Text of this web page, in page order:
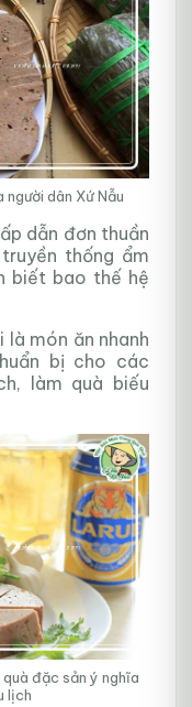
dân Xứ Nẫu
dẫn đơn thuần
thống ẩm
biết bao thế hệ
món ăn nhanh
bị cho các
làm quà biếu
đặc sản ý nghĩa
lịch